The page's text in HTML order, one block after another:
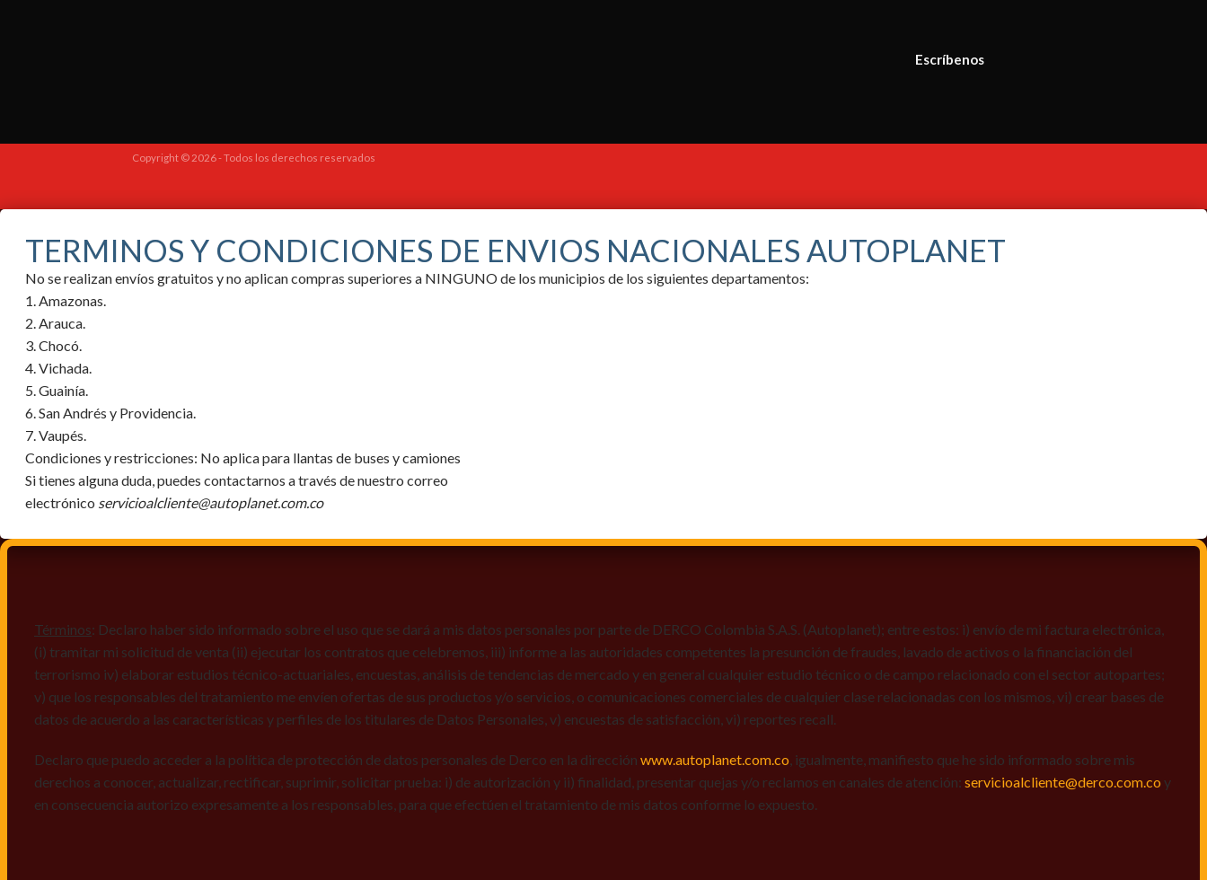
Escríbenos
Copyright © 2026 - Todos los derechos reservados
TERMINOS Y CONDICIONES DE ENVIOS NACIONALES AUTOPLANET
No se realizan envíos gratuitos y no aplican compras superiores a NINGUNO de los municipios de los siguientes departamentos:
1. Amazonas.
2. Arauca.
3. Chocó.
4. Vichada.
5. Guainía.
6. San Andrés y Providencia.
7. Vaupés.
Condiciones y restricciones: No aplica para llantas de buses y camiones
Si tienes alguna duda, puedes contactarnos a través de nuestro correo
electrónico servicioalcliente@autoplanet.com.co
Términos: Declaro haber sido informado sobre el uso que se dará a mis datos personales por parte de DERCO Colombia S.A.S. (Autoplanet); entre estos: i) envío de mi factura electrónica,
(i) tramitar mi solicitud de venta (ii) ejecutar los contratos que celebremos, iii) informe a las autoridades competentes la presunción de fraudes, lavado de activos o la financiación del
terrorismo iv) elaborar estudios técnico-actuariales, encuestas, análisis de tendencias de mercado y en general cualquier estudio técnico o de campo relacionado con el sector autopartes;
v) que los responsables del tratamiento me envíen ofertas de sus productos y/o servicios, o comunicaciones comerciales de cualquier clase relacionadas con los mismos, vi) crear bases de
datos de acuerdo a las características y perfiles de los titulares de Datos Personales, v) encuestas de satisfacción, vi) reportes recall.
Declaro que puedo acceder a la política de protección de datos personales de Derco en la dirección www.autoplanet.com.co , igualmente, manifiesto que he sido informado sobre mis
derechos a conocer, actualizar, rectificar, suprimir, solicitar prueba: i) de autorización y ii) finalidad, presentar quejas y/o reclamos en canales de atención: servicioalcliente@derco.com.co y
en consecuencia autorizo expresamente a los responsables, para que efectúen el tratamiento de mis datos conforme lo expuesto.